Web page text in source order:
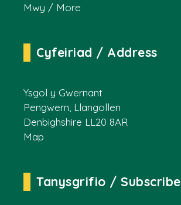
Mwy / More
Cyfeiriad / Address
Ysgol y Gwernant
Pengwern, Llangollen
Denbighshire LL20 8AR
Map
Tanysgrifio / Subscribe